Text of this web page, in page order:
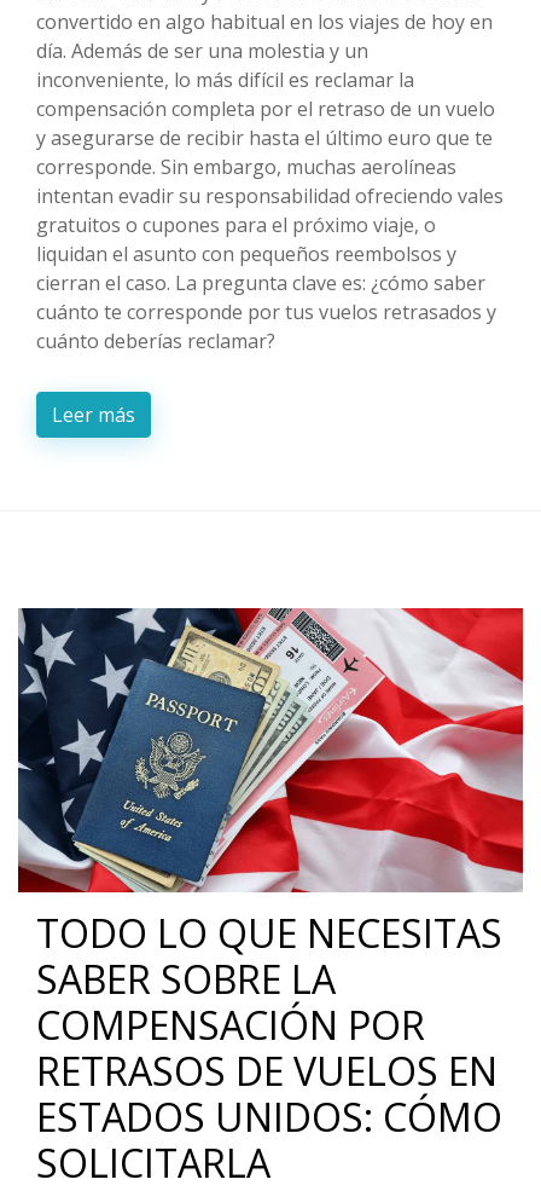
convertido en algo habitual en los viajes de hoy en
día. Además de ser una molestia y un
inconveniente, lo más difícil es reclamar la
compensación completa por el retraso de un vuelo
y asegurarse de recibir hasta el último euro que te
corresponde. Sin embargo, muchas aerolíneas
intentan evadir su responsabilidad ofreciendo vales
gratuitos o cupones para el próximo viaje, o
liquidan el asunto con pequeños reembolsos y
cierran el caso. La pregunta clave es: ¿cómo saber
cuánto te corresponde por tus vuelos retrasados y
cuánto deberías reclamar?
Leer más
TODO LO QUE NECESITAS
SABER SOBRE LA
COMPENSACIÓN POR
RETRASOS DE VUELOS EN
ESTADOS UNIDOS: CÓMO
SOLICITARLA